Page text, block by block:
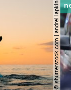
© shutterstock.com | andrei lapkin